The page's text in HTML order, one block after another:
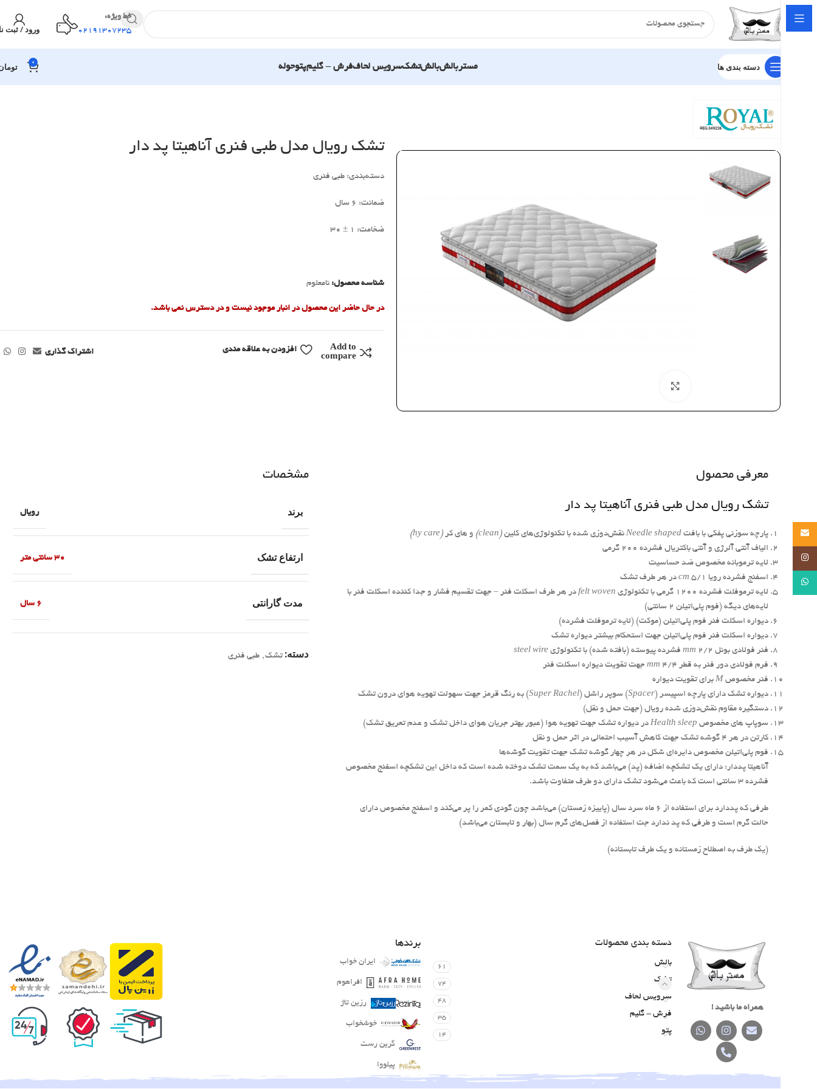
خط ویژه:
02191307235
ورود / ثبت
دسته بندی ها مستربالشبالشتشکسرویس لحاففرش – گلیمپتوحوله 0
خانه تشک طبی فنری
تشک رویال مدل طبی فنری آناهیتا پد دار
دسته‌بندی: طبی فنری
ضمانت: 6 سال
ضخامت: 1 ± 30
شناسه محصول: نامعلوم
در حال حاضر این محصول در انبار موجود نیست و در دسترس نمی باشد.
Add to
compare
افزودن به علاقه مندی اشتراک گذاری
معرفی محصول
تشک رویال مدل طبی فنری آناهیتا پد دار
پارچه سوزنی پفکی با بافت نقش‌دوزی شده با تکنولوژی‌های کلین (clean) و های کر (hy care)
الیاف آنتی آلرژی و آنتی باکتریال فشرده ۲۰۰ گرمی
لایه ترموبانه مخصوص ضد حساسیت
اسفنج فشرده رویا ۵/۱
cm در هر طرف تشک
لایه ترموفلت فشرده ۱۲۰۰ گرمی با تکنولوژی
felt woven در هر طرف اسکلت فنر – جهت تقسیم فشار و جدا کننده اسکلت فنر با
لایه‌های دیگه (فوم پلی‌اتیلن ۲ سانتی)
دیواره اسکلت فنر فوم پلی‌اتیلن (موکت) (لایه ترموفلت فشرده)
دیواره اسکلت فنر فوم پلی‌اتیلن جهت استحکام بیشتر دیواره تشک
فنر فولادی بونل ۲/۲
فشرده پیوسته (بافته شده) با تکنولوژی steel wire
فرم فولادی دور فنر به قطر ۴/۴
جهت تقویت دیواره اسکلت فنر
فنر مخصوص
برای تقویت دیواره
دیواره تشک دارای پارچه اسپیسر (Spacer) سوپر راشل (Super Rachel) به رنگ قرمز جهت سهولت تهویه هوای درون تشک
دستگیره مقاوم نقش‌دوزی شده رویال (جهت حمل و نقل)
سوپاپ های مخصوص
در دیواره تشک جهت تهویه هوا (عبور بهتر جریان هوای داخل تشک و عدم تعریق تشک)
کارتن در هر ۴ گوشه تشک جهت کاهش آسیب احتمالی در اثر حمل و نقل
فوم پلی‌اتیلن مخصوص دایره‌ای شکل در هر چهار گوشه تشک جهت تقویت گوشه‌ها
آناهیتا پددار: دارای یک تشکچه اضافه (پد) می‌باشد که به یک سمت تشک دوخته شده است که داخل این تشکچه اسفنج مخصوص
فشرده ۳ سانتی است که باعث می‌شود تشک دارای دو طرف متفاوت باشد.
طرفی که پددارد برای استفاده از ۶ ماه سرد سال (پاییزه زمستان) می‌باشد چون گودی کمر را پر می‌کند و اسفنج مخصوص دارای
حالت گرم است و طرفی که پد ندارد جت استفاده از فصل‌های گرم سال (بهار و تابستان می‌باشد)
(یک طرف به اصطلاح زمستانه و یک طرف تابستانه)
مشخصات
برند رویال
ارتفاع تشک 30 سانتی متر
مدت گارانتی 6 سال
دسته: تشک, طبی فنری
همراه ما باشید !
دسته‌ بندی محصولات
بالش 61
تشک 74
سرویس لحاف 48
فرش - گلیم 35
پتو 14
برندها
ایران خواب
افراهوم
رزین تاژ
خوشخواب
گرین رست
پیلووا
Email
Instagram
WhatsApp